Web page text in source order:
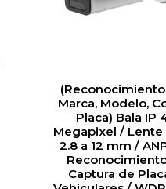
Marca, Modelo,
Placa) Bala IP
Megapixel / Lente
2.8 a 12 mm /
Captura de